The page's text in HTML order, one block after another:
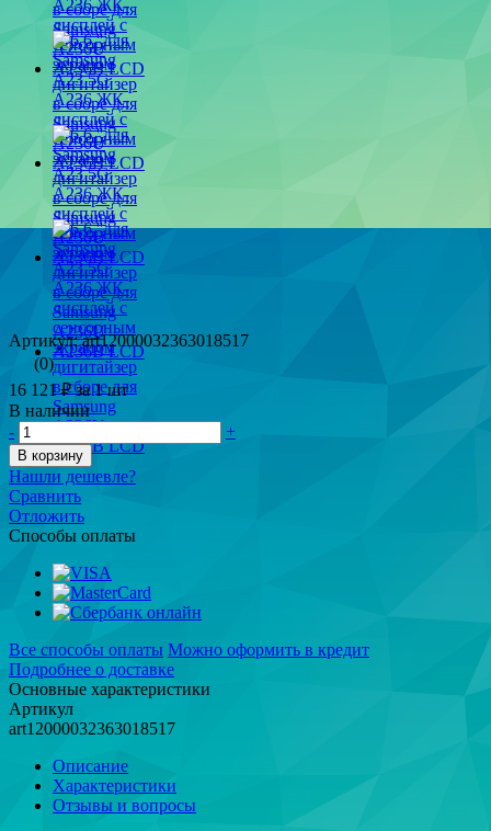
Артикул: art12000032363018517
(0)
16 121 ₽за 1 шт
В наличии
-
+
В корзину
Нашли дешевле?
Сравнить
Отложить
Способы оплаты
Все способы оплаты Можно оформить в кредит
Подробнее о доставке
Основные характеристики
Артикул
art12000032363018517
Описание
Характеристики
Отзывы и вопросы